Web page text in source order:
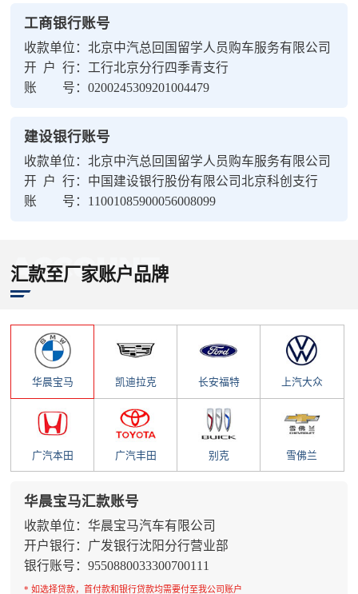
工商银行账号
收款单位：北京中汽总回国留学人员购车服务有限公司
开 户 行：工行北京分行四季青支行
账 号：0200245309201004479
建设银行账号
收款单位：北京中汽总回国留学人员购车服务有限公司
开 户 行：中国建设银行股份有限公司北京科创支行
账 号：11001085900056008099
汇款至厂家账户品牌
华晨宝马 凯迪拉克 长安福特 上汽大众
广汽本田 广汽丰田 别克 雪佛兰
华晨宝马汇款账号
收款单位：华晨宝马汽车有限公司
开户银行：广发银行沈阳分行营业部
银行账号：9550880033300700111
* 如选择贷款，首付款和银行贷款均需要付至我公司账户